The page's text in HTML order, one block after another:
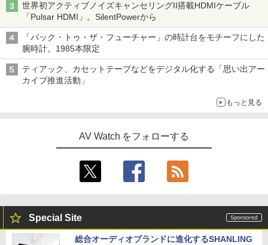
世界初アクティブノイズキャンセリングII搭載HDMIケーブル
「Pulsar HDMI」。SilentPowerから
「バック・トゥ・ザ・フューチャー」の時計台をモチーフにした
腕時計。1985本限定
ティアック、カセットテープなどをデジタル化する「思い出アー
カイブ推進活動」
もっと見る
AV Watch をフォローする
Special Site
総合オーディオブランドに進化するSHANLING